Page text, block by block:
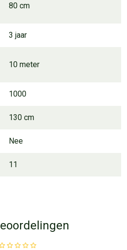
80 cm
3 jaar
10 meter
1000
130 cm
Nee
11